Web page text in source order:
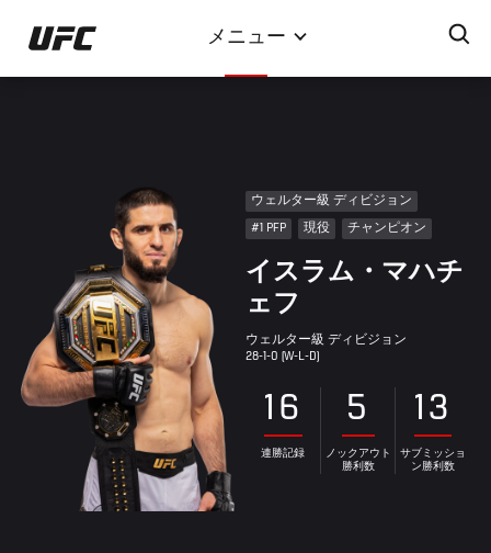
イ
ン
メニュー
ウェルター級 ディビジョン
#1 PFP 現役 チャンピオン
イスラム・マハチ
ェフ
ウェルター級 ディビジョン
28-1-0 (W-L-D)
16
連勝記録
5
ノックアウト
勝利数
13
サブミッショ
ン勝利数